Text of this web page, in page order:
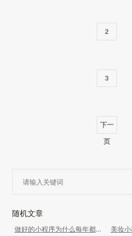
2
3
下一
页
随机文章
做好的小程序为什么每年都需要维护？做好的小程序为什么需要维护